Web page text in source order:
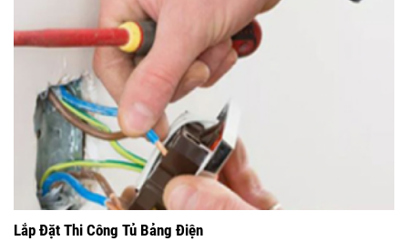
Lắp Đặt Thi Công Tủ Bảng Điện